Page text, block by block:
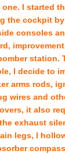
I started
the cockpit
consoles
station.
I decide to
arms rods,
wires and
it also
exhaust
legs, I